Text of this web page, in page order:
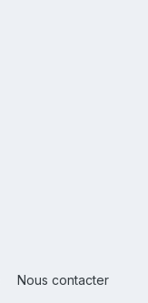
Nous contacter